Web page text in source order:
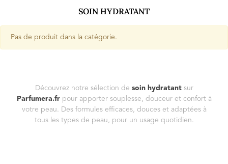
SOIN HYDRATANT
Pas de produit dans la catégorie.
Découvrez notre sélection de soin hydratantsur
Parfumera.frpour apporter souplesse, douceur et confort à
votre peau. Des formules efficaces, douces et adaptées à
tous les types de peau, pour un usage quotidien.